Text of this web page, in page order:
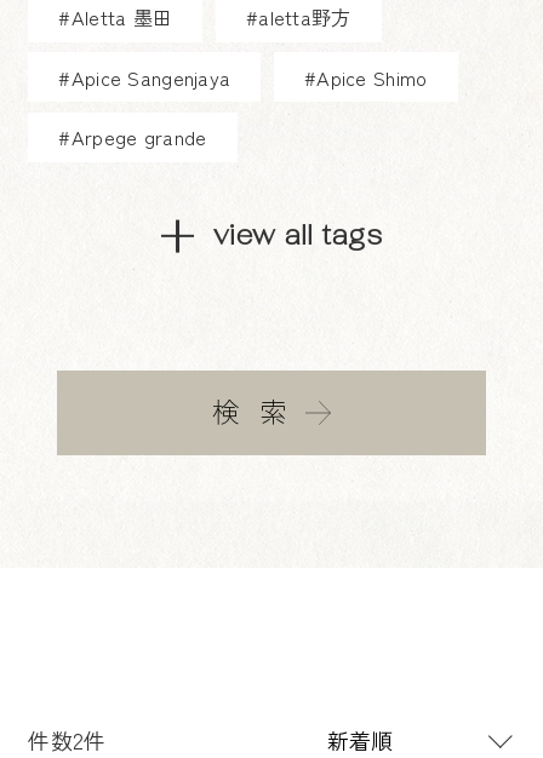
view all tags
#Aletta 墨田 #aletta野方
#Apice Sangenjaya #Apice Shimo
#Arpege grande
検索
件数2件